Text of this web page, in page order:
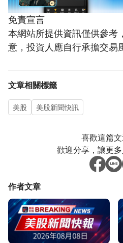
免責宣言
本網站所提供資訊僅供參考
意，投資人應自行承擔交易
文章相關標籤
美股 美股新聞快訊
喜歡這篇
歡迎分享，讓更多
作者文章